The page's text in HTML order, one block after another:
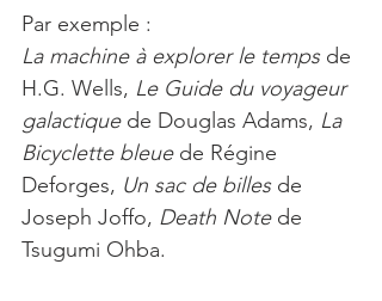
Par exemple :
La machine à explorer le temps de
H.G. Wells, Le Guide du voyageur
galactique de Douglas Adams, La
Bicyclette bleue de Régine
Deforges, Un sac de billes de
Joseph Joffo, Death Note de
Tsugumi Ohba.